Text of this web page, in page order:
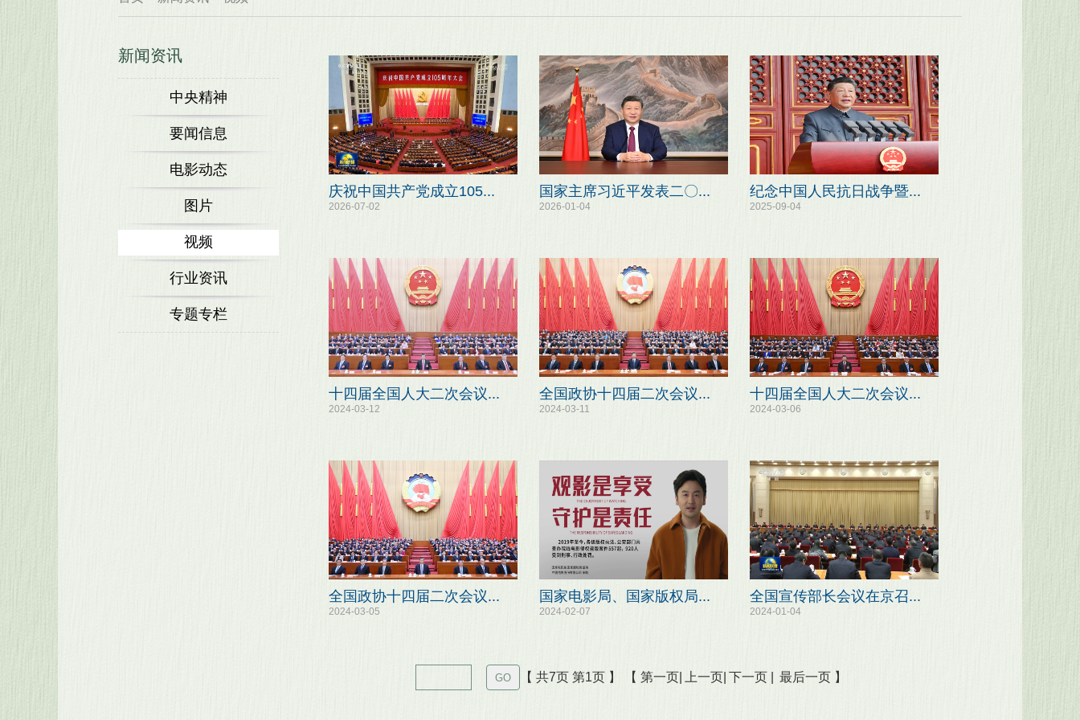
新闻资讯
中央精神
要闻信息
电影动态
图片
视频
行业资讯
专题专栏
庆祝中国共产党成立105...
2026-07-02
国家主席习近平发表二〇...
2026-01-04
纪念中国人民抗日战争暨...
2025-09-04
十四届全国人大二次会议...
2024-03-12
全国政协十四届二次会议...
2024-03-11
十四届全国人大二次会议...
2024-03-06
全国政协十四届二次会议...
2024-03-05
国家电影局、国家版权局...
2024-02-07
全国宣传部长会议在京召...
2024-01-04
【 共7页 第1页 】 【 第一页| 上一页| 下一页 | 最后一页 】